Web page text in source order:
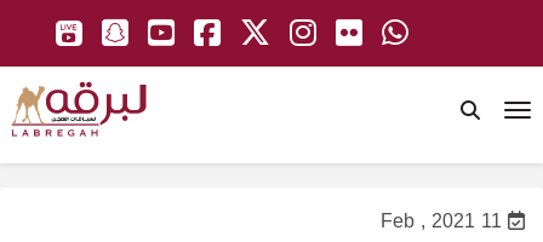
11 Feb , 2021